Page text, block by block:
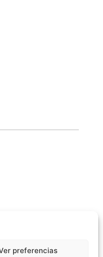
preferencias